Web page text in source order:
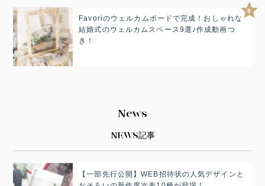
8
Favoriのウェルカムボードで完成！おしゃれな
結婚式のウェルカムスペース9選♪作成動画つ
き！
News
NEWS記事
【一部先行公開】WEB招待状の人気デザインと